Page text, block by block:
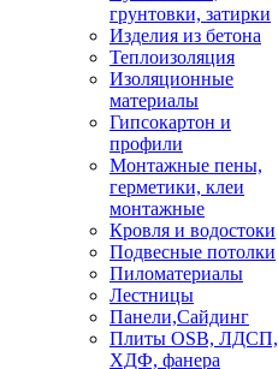
грунтовки, затирки
Изделия из бетона
Теплоизоляция
Изоляционные
материалы
Гипсокартон и
профили
Монтажные пены,
герметики, клеи
монтажные
Кровля и водостоки
Подвесные потолки
Пиломатериалы
Лестницы
Панели,Сайдинг
Плиты OSB, ЛДСП,
ХДФ, фанера